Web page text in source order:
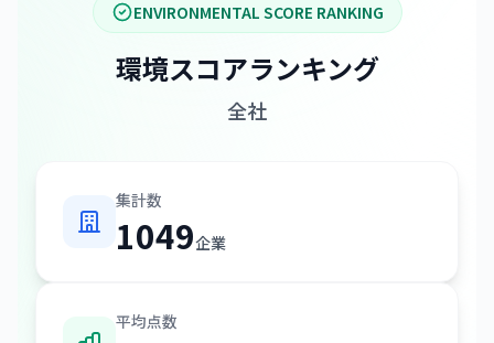
ENVIRONMENTAL SCORE RANKING
環境スコアランキング
全社
集計数
1049企業
平均点数